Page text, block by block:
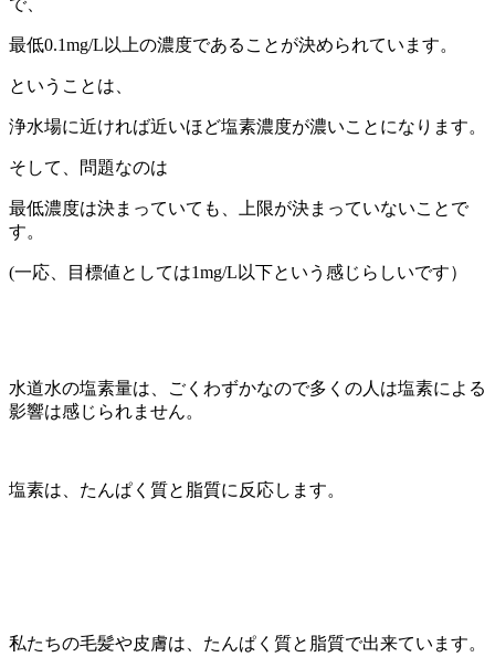
最低0.1mg/L以上の濃度であることが決められています。
ということは、
浄水場に近ければ近いほど塩素濃度が濃いことになります。
そして、問題なのは
最低濃度は決まっていても、上限が決まっていないことで
す。
(一応、目標値としては1mg/L以下という感じらしいです）
水道水の塩素量は、ごくわずかなので多くの人は塩素による
影響は感じられません。
塩素は、たんぱく質と脂質に反応します。
私たちの毛髪や皮膚は、たんぱく質と脂質で出来ています。